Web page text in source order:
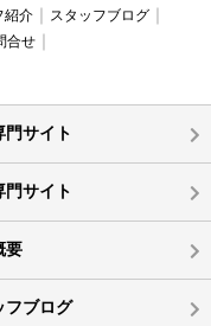
紹介
スタッフブログ
合せ
門サイト
門サイト
要
フブログ